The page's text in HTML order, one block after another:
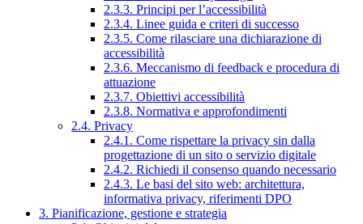
2.3.3. Principi per l’accessibilità
2.3.4. Linee guida e criteri di successo
2.3.5. Come rilasciare una dichiarazione di
accessibilità
2.3.6. Meccanismo di feedback e procedura di
attuazione
2.3.7. Obiettivi accessibilità
2.3.8. Normativa e approfondimenti
2.4. Privacy
2.4.1. Come rispettare la privacy sin dalla
progettazione di un sito o servizio digitale
2.4.2. Richiedi il consenso quando necessario
2.4.3. Le basi del sito web: architettura,
informativa privacy, riferimenti DPO
3. Pianificazione, gestione e strategia